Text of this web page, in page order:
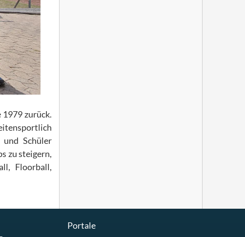
zurück.
Schüler
zu steigern,
Floorball,
Portale